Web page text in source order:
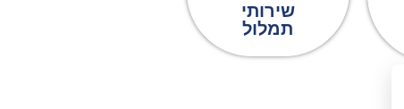
שירותי
תמלול